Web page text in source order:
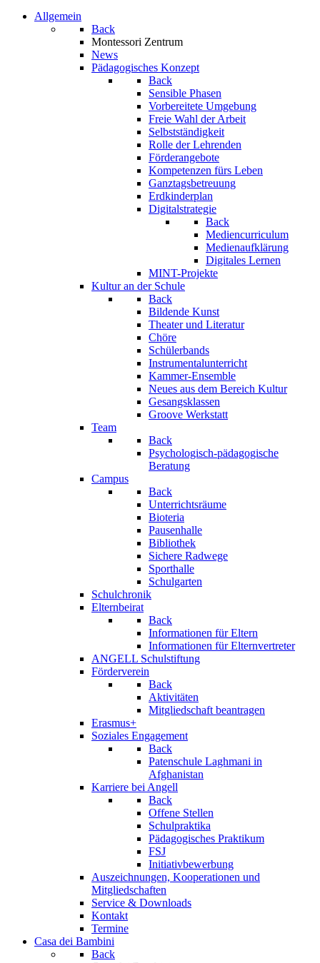
Allgemein
Back
Montessori Zentrum
News
Pädagogisches Konzept
Back
Sensible Phasen
Vorbereitete Umgebung
Freie Wahl der Arbeit
Selbstständigkeit
Rolle der Lehrenden
Förderangebote
Kompetenzen fürs Leben
Ganztagsbetreuung
Erdkinderplan
Digitalstrategie
Back
Mediencurriculum
Medienaufklärung
Digitales Lernen
MINT-Projekte
Kultur an der Schule
Back
Bildende Kunst
Theater und Literatur
Chöre
Schülerbands
Instrumentalunterricht
Kammer-Ensemble
Neues aus dem Bereich Kultur
Gesangsklassen
Groove Werkstatt
Team
Back
Psychologisch-pädagogische
Beratung
Campus
Back
Unterrichtsräume
Bioteria
Pausenhalle
Bibliothek
Sichere Radwege
Sporthalle
Schulgarten
Schulchronik
Elternbeirat
Back
Informationen für Eltern
Informationen für Elternvertreter
ANGELL Schulstiftung
Förderverein
Back
Aktivitäten
Mitgliedschaft beantragen
Erasmus+
Soziales Engagement
Back
Patenschule Laghmani in
Afghanistan
Karriere bei Angell
Back
Offene Stellen
Schulpraktika
Pädagogisches Praktikum
FSJ
Initiativbewerbung
Auszeichnungen, Kooperationen und
Mitgliedschaften
Service & Downloads
Kontakt
Termine
Casa dei Bambini
Back